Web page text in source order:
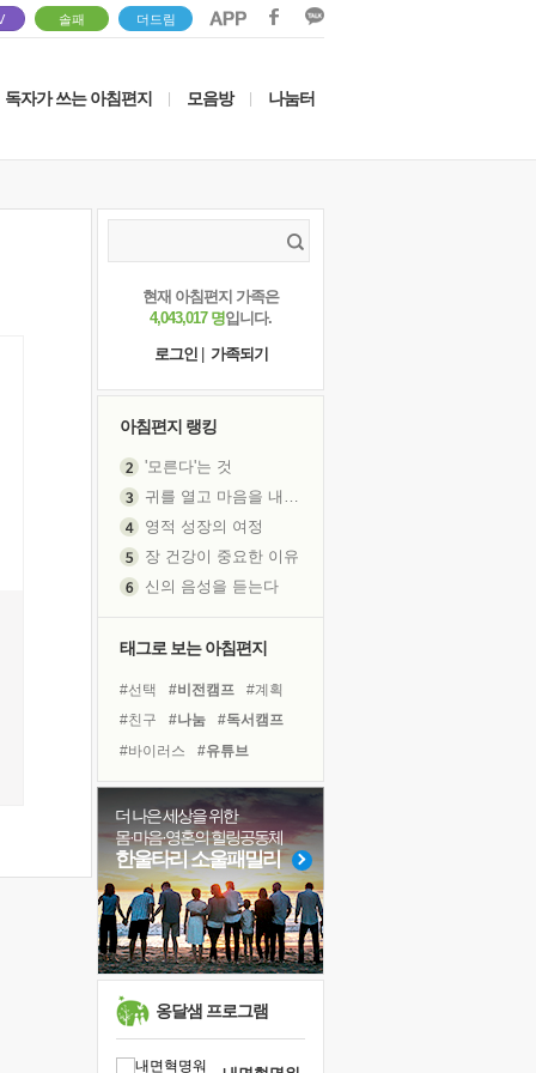
솔패 더드림
독자가 쓰는 아침편지 모음방 나눔터
현재 아침편지 가족은
4,043,017 명입니다.
로그인
가족되기
아침편지 랭킹
'모른다'는 것
영적 성장의 여정
장 건강이 중요한 이유
신의 음성을 듣는다
졸업식 사진을 보며
극심한 변비, 어깨결림, 수면 장애
아픈 아버지를 위한 공간 설계
슬럼프
보고 싶은 어머니
유년 시절의 부산 영도 바다
못된 꼰대들
희망이란
'모른다'는 것
태그로 보는 아침편지
#선택 #비전캠프
#계획
#친구
#나눔
#독서캠프
#바이러스
#유튜브
#면역력
#삶
#아이들
#극복
#위기
#힐링
#링컨학교
#희망
#리더
#사람
#경험
#명상
#독서
더 나은 세상을 위한
몸·마음·영혼의 힐링공동체
한울타리 소울패밀리
옹달샘 프로그램